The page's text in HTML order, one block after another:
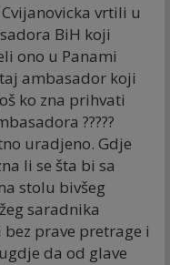
vrtili u
BiH koji
ono u Panami
ambasador koji
ko zna prihvati
?????
uradjeno. Gdje
li se šta bi sa
stolu bivšeg
saradnika
bez prave pretrage i
da od glave